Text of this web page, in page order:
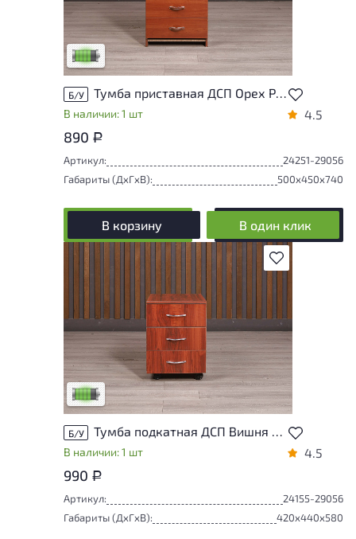
У товара присутствуют незначительные
следы эксплуатации, не влияющие на
удобство его использования
Низкая степень износа
Б/У Тумба приставная ДСП Орех Россия
В наличии: 1 шт 4.5
890 Р
Артикул:
24251-29056
Габариты (ДxГxВ):
500x450x740
В корзину В один клик
В избранное
У товара присутствуют незначительные
следы эксплуатации, не влияющие на
удобство его использования
Низкая степень износа
Б/У Тумба подкатная ДСП Вишня Россия
В наличии: 1 шт 4.5
990 Р
Артикул:
24155-29056
Габариты (ДxГxВ):
420x440x580